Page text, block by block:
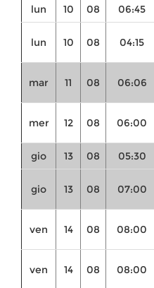
lun 10 08 06:45
lun 10 08 04:15
mar 11 08 06:06
mer 12 08 06:00
gio 13 08 05:30
gio 13 08 07:00
ven 14 08 08:00
ven 14 08 08:00